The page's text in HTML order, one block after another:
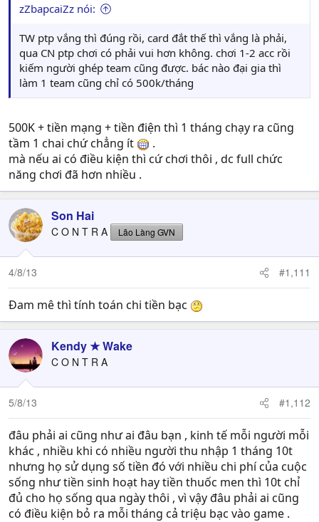
zZbapcaiZz nói:
TW ptp vắng thì đúng rồi, card đắt thế thì vắng là phải,
qua CN ptp chơi có phải vui hơn không. chơi 1-2 acc rồi
kiếm người ghép team cũng được. bác nào đại gia thì
làm 1 team cũng chỉ có 500k/tháng
500K + tiền mạng + tiền điện thì 1 tháng chạy ra cũng
tầm 1 chai chứ chẳng ít
.
mà nếu ai có điều kiện thì cứ chơi thôi , dc full chức
năng chơi đã hơn nhiều .
Son Hai
C O N T R A Lão Làng GVN
4/8/13 #1,111
Đam mê thì tính toán chi tiền bạc
Kendy ★ Wake
C O N T R A
5/8/13 #1,112
đâu phải ai cũng như ai đâu bạn , kinh tế mỗi người mỗi
khác , nhiều khi có nhiều người thu nhập 1 tháng 10t
nhưng họ sử dụng số tiền đó với nhiều chi phí của cuộc
sống như tiền sinh hoạt hay tiền thuốc men thì 10t chỉ
đủ cho họ sống qua ngày thôi , vì vậy đâu phải ai cũng
có điều kiện bỏ ra mỗi tháng cả triệu bạc vào game .